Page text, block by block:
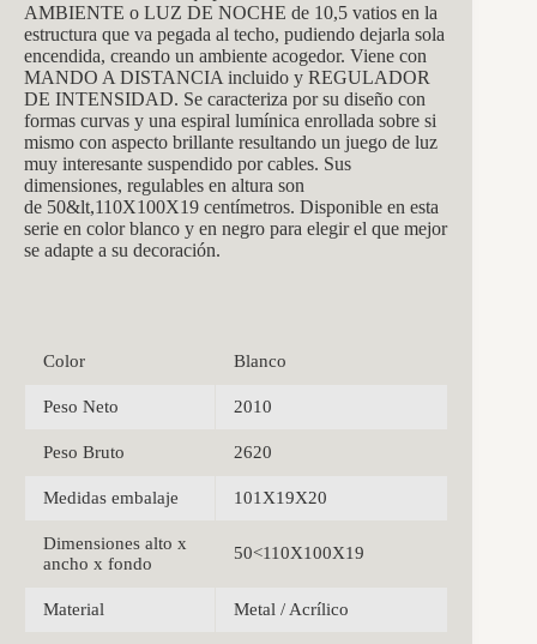
AMBIENTE o LUZ DE NOCHE de 10,5 vatios en la
estructura que va pegada al techo, pudiendo dejarla sola
encendida, creando un ambiente acogedor. Viene con
MANDO A DISTANCIA incluido y REGULADOR
DE INTENSIDAD. Se caracteriza por su diseño con
formas curvas y una espiral lumínica enrollada sobre si
mismo con aspecto brillante resultando un juego de luz
muy interesante suspendido por cables. Sus
dimensiones, regulables en altura son
de 50&lt,110X100X19 centímetros. Disponible en esta
serie en color blanco y en negro para elegir el que mejor
se adapte a su decoración.
Color Blanco
Peso Neto 2010
Peso Bruto 2620
Medidas embalaje 101X19X20
Dimensiones alto x
ancho x fondo
50<110X100X19
Material Metal / Acrílico